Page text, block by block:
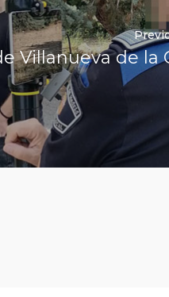
Villanueva de la